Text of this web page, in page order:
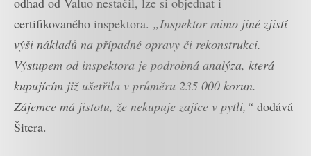
certifikovaného inspektora. „Inspektor mimo jiné zjistí
výši nákladů na případné opravy či rekonstrukci.
Výstupem od inspektora je podrobná analýza, která
kupujícím již ušetřila v průměru 235 000 korun.
Zájemce má jistotu, že nekupuje zajíce v pytli,“ dodává
Šitera.